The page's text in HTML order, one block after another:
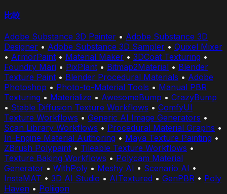
比較
Adobe Substance 3D Painter • Adobe Substance 3D
Designer • Adobe Substance 3D Sampler • Quixel Mixer
• ArmorPaint • Material Maker • 3DCoat Texturing •
Foundry Mari • PixPlant • Bitmap2Material • Blender
Texture Paint • Blender Procedural Materials • Adobe
Photoshop • Photo-to-Material Tools • Manual PBR
Texturing • Materialize • AwesomeBump • CrazyBump
• Stable Diffusion Texture Workflows • ComfyUI
Texture Workflows • Generic AI Image Generators •
Scan Library Workflows • Procedural Material Graphs •
In-Engine Material Authoring • Maya Texture Painting •
ZBrush Polypaint • Tileable Texture Workflows •
Texture Baking Workflows • Polycam Material
Generator • WithPoly • Meshy AI • Scenario AI •
InstaMAT • 3D AI Studio • AITextured • GenPBR • Poly
Haven • Poliigon